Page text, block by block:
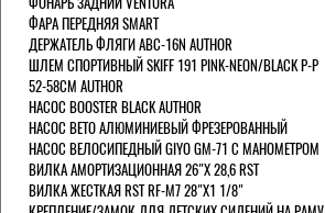
ФАРА ПЕРЕДНЯЯ SMART
ДЕРЖАТЕЛЬ ФЛЯГИ ABC-16N AUTHOR
ШЛЕМ СПОРТИВНЫЙ SKIFF 191 PINK-NEON/BLACK Р-Р
52-58СМ AUTHOR
НАСОС BOOSTER BLACK AUTHOR
НАСОС BETO АЛЮМИНИЕВЫЙ ФРЕЗЕРОВАННЫЙ
НАСОС ВЕЛОСИПЕДНЫЙ GIYO GM-71 С МАНОМЕТРОМ
ВИЛКА АМОРТИЗАЦИОННАЯ 26"Х 28,6 RST
ВИЛКА ЖЕСТКАЯ RST RF-M7 28"Х1 1/8"